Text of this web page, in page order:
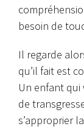
besoin de
Il regarde
qu’il fait est
Un enfant qui
de
s’approprier